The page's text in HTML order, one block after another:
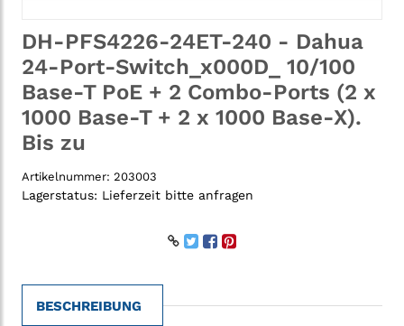
DH-PFS4226-24ET-240 - Dahua
24-Port-Switch_x000D_ 10/100
Base-T PoE + 2 Combo-Ports (2 x
1000 Base-T + 2 x 1000 Base-X).
Bis zu
Artikelnummer: 203003
Lagerstatus: Lieferzeit bitte anfragen
BESCHREIBUNG